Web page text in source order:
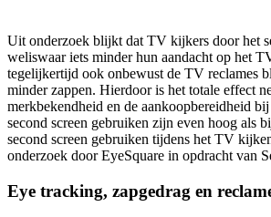
Uit onderzoek blijkt dat TV kijkers door het
weliswaar iets minder hun aandacht op het
tegelijkertijd ook onbewust de TV reclames
minder zappen. Hierdoor is het totale effect
merkbekendheid en de aankoopbereidheid
second screen gebruiken zijn even hoog als
second screen gebruiken tijdens het TV
onderzoek door EyeSquare in opdracht van
Eye tracking, zapgedrag en